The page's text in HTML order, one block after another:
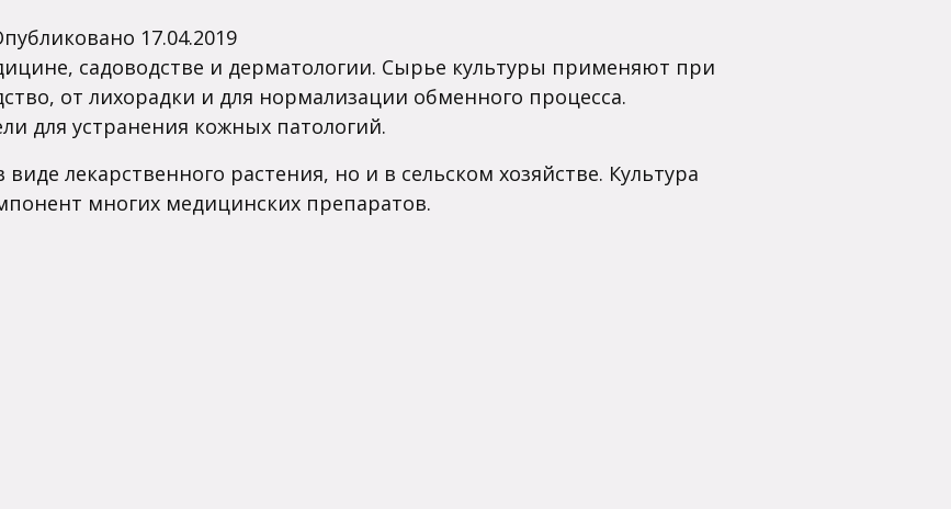
17.04.2019
садоводстве и дерматологии. Сырье культуры применяют при
от лихорадки и для нормализации обменного процесса.
для устранения кожных патологий.
лекарственного растения, но и в сельском хозяйстве. Культура
многих медицинских препаратов.